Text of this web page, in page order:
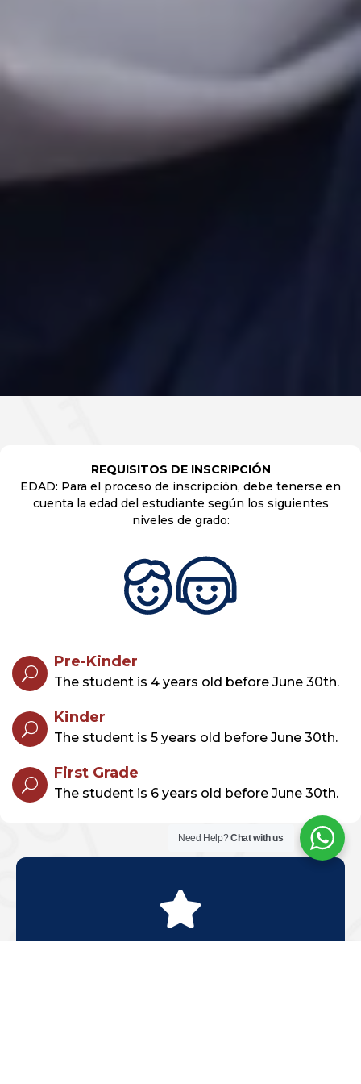
REQUISITOS DE INSCRIPCIÓN
EDAD: Para el proceso de inscripción, debe tenerse en
cuenta la edad del estudiante según los siguientes
niveles de grado:
U
Pre-Kinder
The student is 4 years old before June 30th.
U
Kinder
The student is 5 years old before June 30th.
U
First Grade
The student is 6 years old before June 30th.

Need Help?Chat with us